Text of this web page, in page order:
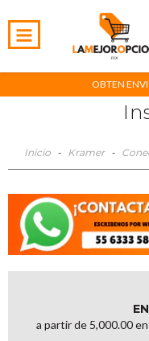
OBTEN
Inicio - Kramer -
a partir de 5,000.00